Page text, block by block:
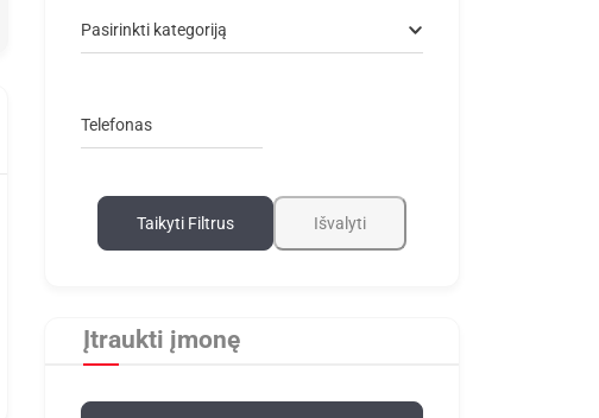
Pasirinkti kategoriją
Telefonas
Taikyti Filtrus Išvalyti
Įtraukti įmonę